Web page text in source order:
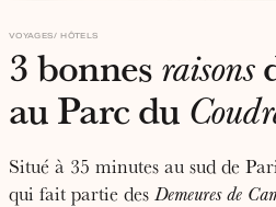
HÔTELS
VOYAGES
3 bonnes raisons
au Parc du
Situé à 35 minutes au sud de
qui fait partie des Demeures de